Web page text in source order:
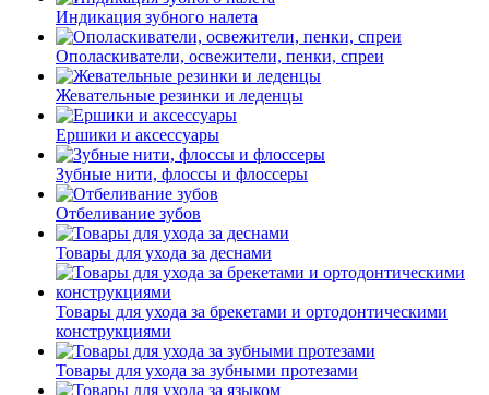
Индикация зубного налета
Ополаскиватели, освежители, пенки, спреи
Жевательные резинки и леденцы
Ершики и аксессуары
Зубные нити, флоссы и флоссеры
Отбеливание зубов
Товары для ухода за деснами
Товары для ухода за брекетами и ортодонтическими
конструкциями
Товары для ухода за зубными протезами